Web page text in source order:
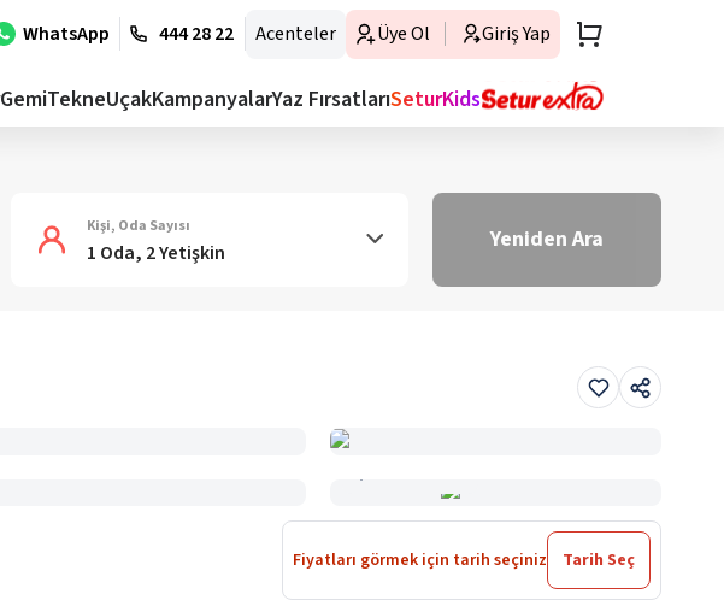
WhatsApp 444 28 22 Acenteler Üye Ol Giriş Yap
GemiTekneUçakKampanyalarYaz FırsatlarıSeturKids
Kişi, Oda Sayısı
1 Oda, 2 Yetişkin Yeniden Ara
Fiyatları görmek için tarih seçiniz Tarih Seç